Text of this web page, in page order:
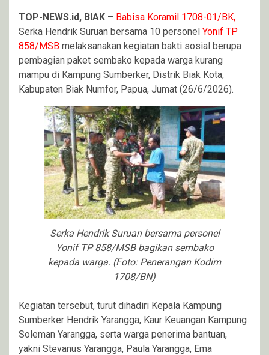
TOP-NEWS.id, BIAK – Babisa Koramil 1708-01/BK,
Serka Hendrik Suruan bersama 10 personel Yonif TP
858/MSB melaksanakan kegiatan bakti sosial berupa
pembagian paket sembako kepada warga kurang
mampu di Kampung Sumberker, Distrik Biak Kota,
Kabupaten Biak Numfor, Papua, Jumat (26/6/2026).
Serka Hendrik Suruan bersama personel
Yonif TP 858/MSB bagikan sembako
kepada warga. (Foto: Penerangan Kodim
1708/BN)
Kegiatan tersebut, turut dihadiri Kepala Kampung
Sumberker Hendrik Yarangga, Kaur Keuangan Kampung
Soleman Yarangga, serta warga penerima bantuan,
yakni Stevanus Yarangga, Paula Yarangga, Ema